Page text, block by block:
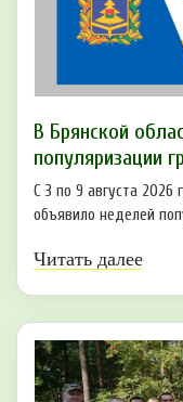
В Брянской
популяризации
С 3 по 9 августа 2026
объявило неделей
Читать далее